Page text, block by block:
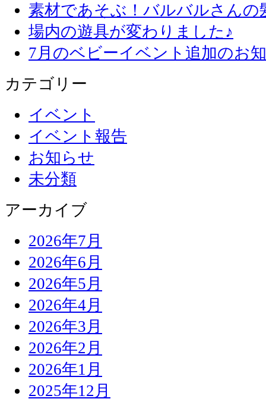
素材であそぶ！バルバルさん
場内の遊具が変わりました♪
7月のベビーイベント追加のお
カテゴリー
イベント
イベント報告
お知らせ
未分類
アーカイブ
2026年7月
2026年6月
2026年5月
2026年4月
2026年3月
2026年2月
2026年1月
2025年12月